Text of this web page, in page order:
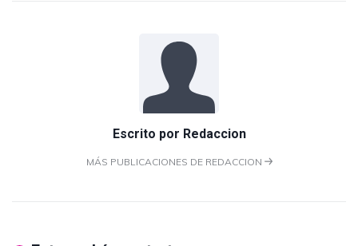
Escrito por Redaccion
MÁS PUBLICACIONES DE REDACCION